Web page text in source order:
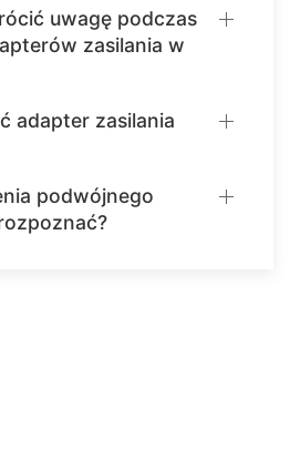
uwagę podczas
zasilania w
adapter zasilania
podwójnego